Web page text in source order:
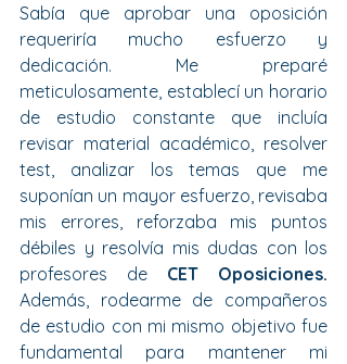
Sabía que aprobar una oposición
requeriría mucho esfuerzo y
dedicación. Me preparé
meticulosamente, establecí un horario
de estudio constante que incluía
revisar material académico, resolver
test, analizar los temas que me
suponían un mayor esfuerzo, revisaba
mis errores, reforzaba mis puntos
débiles y resolvía mis dudas con los
profesores de CET Oposiciones.
Además, rodearme de compañeros
de estudio con mi mismo objetivo fue
fundamental para mantener mi